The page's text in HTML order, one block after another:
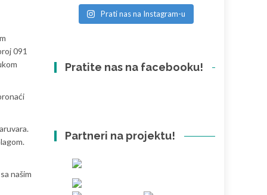
091
našim
Prati nas na Instagram-u
Pratite nas na facebooku!
Partneri na projektu!